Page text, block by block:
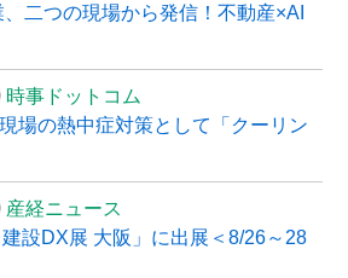
二つの現場から発信！不動産×AI
時事ドットコム
場の熱中症対策として「クーリン
産経ニュース
設DX展 大阪」に出展＜8/26～28